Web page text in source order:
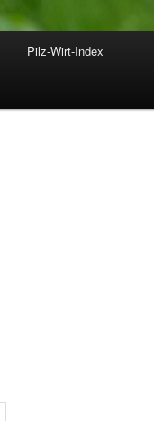
Pilz-Wirt-Index